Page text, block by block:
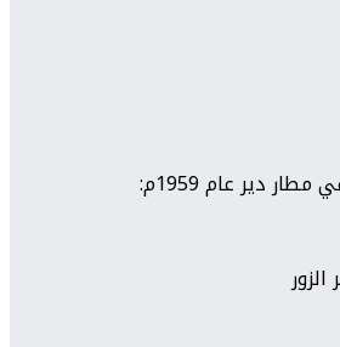
دير عام 1959م: